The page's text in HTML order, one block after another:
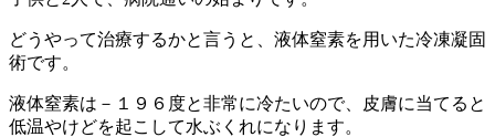
どうやって治療するかと言うと、液体窒素を用いた冷凍凝固
術です。
液体窒素は－１９６度と非常に冷たいので、皮膚に当てると
低温やけどを起こして水ぶくれになります。